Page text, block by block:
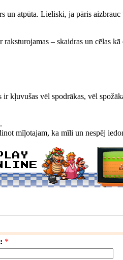
un atpūta. Lieliski, ja pāris
raksturojamas – skaidras un cēlas kā
kļuvušas vēl spodrākas, vēl
mīļotajam, ka mīli un nespēj
*